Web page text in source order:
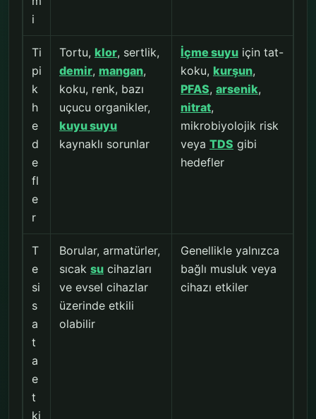
i
Ti
pi
k
h
e
d
e
fl
e
r
Tortu, klor, sertlik,
demir, mangan,
koku, renk, bazı
uçucu organikler,
kuyu suyu
kaynaklı sorunlar
İçme suyu için tat-
koku, kurşun,
PFAS, arsenik,
nitrat,
mikrobiyolojik risk
veya TDS gibi
hedefler
T
e
si
s
a
t
a
e
t
ki
Borular, armatürler,
sıcak su cihazları
ve evsel cihazlar
üzerinde etkili
olabilir
Genellikle yalnızca
bağlı musluk veya
cihazı etkiler